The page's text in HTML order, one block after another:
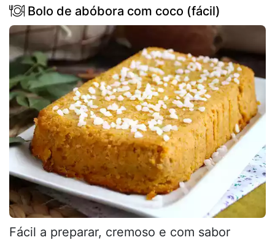
Bolo de abóbora com coco (fácil)
Fácil a preparar, cremoso e com sabor